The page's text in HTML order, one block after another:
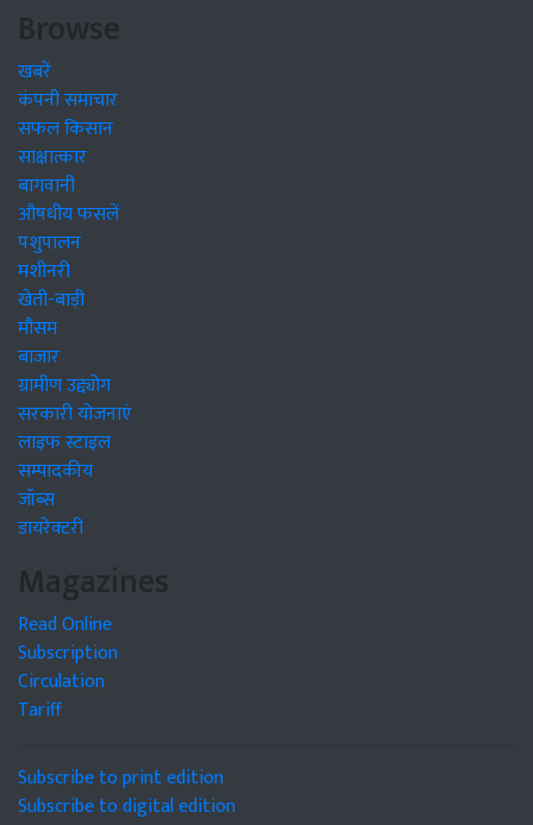
Browse
खबरें
कंपनी समाचार
सफल किसान
साक्षात्कार
बागवानी
औषधीय फसलें
पशुपालन
मशीनरी
खेती-बाड़ी
मौसम
बाजार
ग्रामीण उद्द्योग
सरकारी योजनाएं
लाइफ स्टाइल
सम्पादकीय
जॉब्स
डायरेक्टरी
Magazines
Read Online
Subscription
Circulation
Tariff
Subscribe to print edition
Subscribe to digital edition